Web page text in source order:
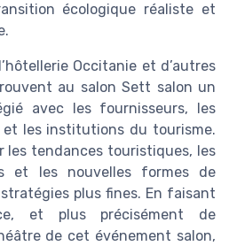
écologique réaliste et
Occitanie et d’autres
au salon Sett salon un
avec les fournisseurs, les
les institutions du tourisme.
les tendances touristiques, les
et les nouvelles formes de
plus fines. En faisant
et plus précisément de
de cet événement salon,